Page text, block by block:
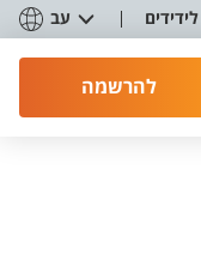
לידידים עב
להרשמה